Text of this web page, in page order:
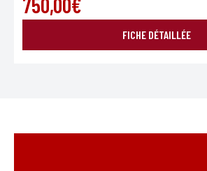
FICHE DÉTAILLÉE